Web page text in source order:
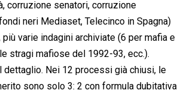
corruzione senatori, corruzione
neri Mediaset, Telecinco in Spagna)
varie indagini archiviate (6 per mafia e
stragi mafiose del 1992-93, ecc.).
dettaglio. Nei 12 processi già chiusi, le
sono solo 3: 2 con formula dubitativa